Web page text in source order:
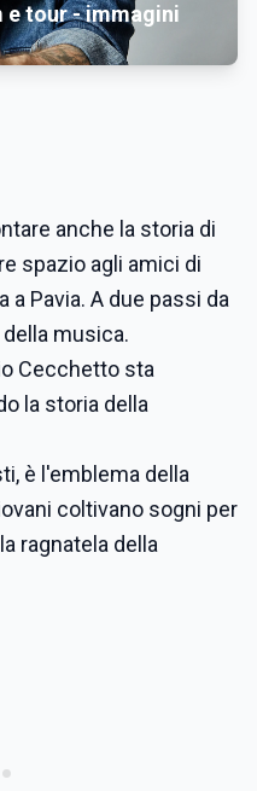
e tour - immagini
anche la storia di
spazio agli amici di
Pavia. A due passi da
musica.
Cecchetto sta
la storia della
è l'emblema della
coltivano sogni per
ragnatela della